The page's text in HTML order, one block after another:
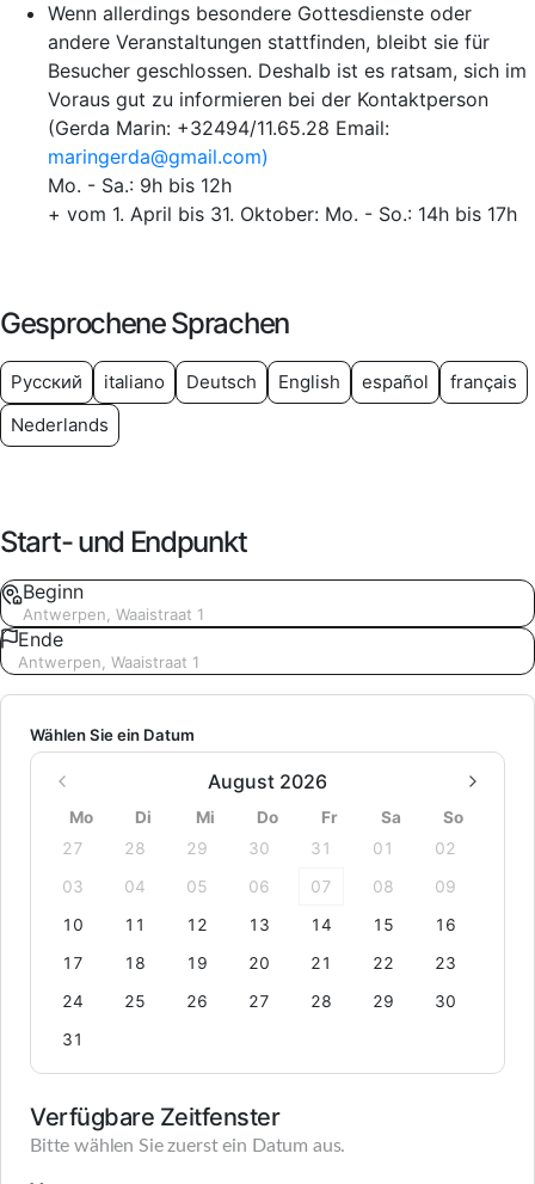
Wenn allerdings besondere Gottesdienste oder
andere Veranstaltungen stattfinden, bleibt sie für
Besucher geschlossen. Deshalb ist es ratsam, sich im
Voraus gut zu informieren bei der Kontaktperson
(Gerda Marin: +32494/11.65.28 Email:
maringerda@gmail.com)
Mo. - Sa.: 9h bis 12h
+ vom 1. April bis 31. Oktober: Mo. - So.: 14h bis 17h
Gesprochene Sprachen
Русский italiano Deutsch English español
français
Nederlands
Start- und Endpunkt
Beginn
Antwerpen, Waaistraat 1
Ende
Antwerpen, Waaistraat 1
Wählen Sie ein Datum
August 2026
Mo Di Mi Do Fr Sa
So
27
28 29 30 31 01
02
03
04 05 06 07 08
09
10
11 12 13 14 15
16
17
18 19 20 21 22
23
24
25 26 27 28 29
30
31
Verfügbare Zeitfenster
Bitte wählen Sie zuerst ein Datum aus.